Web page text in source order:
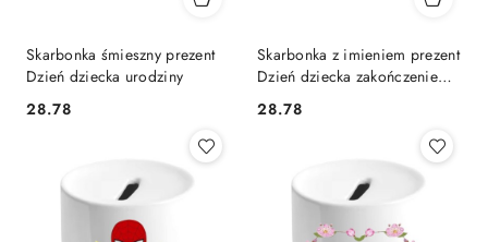
Skarbonka śmieszny prezent
Dzień dziecka urodziny
Cena:
28.78
Skarbonka z imieniem prezent
Dzień dziecka zakończenie
roku szkolnego
Cena:
28.78